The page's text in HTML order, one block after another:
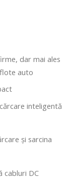
dar mai ales
auto
inteligentă
și sarcina
cabluri DC